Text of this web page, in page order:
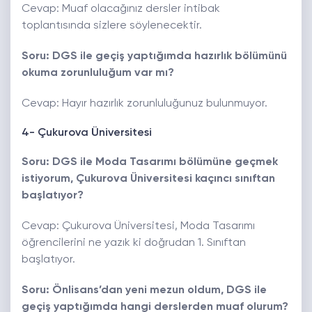
Cevap: Muaf olacağınız dersler intibak
toplantısında sizlere söylenecektir.
Soru: DGS ile geçiş yaptığımda hazırlık bölümünü
okuma zorunluluğum var mı?
Cevap: Hayır hazırlık zorunluluğunuz bulunmuyor.
4- Çukurova Üniversitesi
Soru: DGS ile Moda Tasarımı bölümüne geçmek
istiyorum, Çukurova Üniversitesi kaçıncı sınıftan
başlatıyor?
Cevap: Çukurova Üniversitesi, Moda Tasarımı
öğrencilerini ne yazık ki doğrudan 1. Sınıftan
başlatıyor.
Soru: Önlisans’dan yeni mezun oldum, DGS ile
geçiş yaptığımda hangi derslerden muaf olurum?